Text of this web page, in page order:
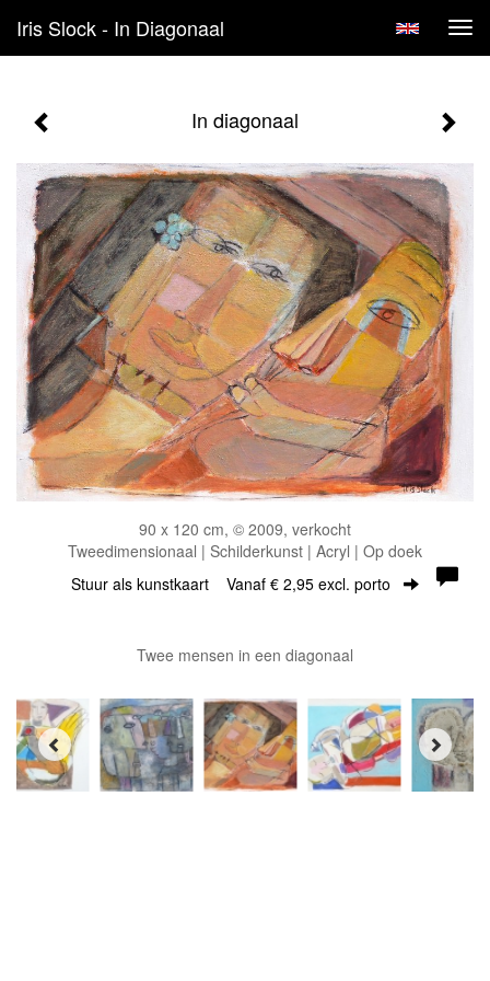
Iris Slock - In Diagonaal
In diagonaal
90 x 120 cm, © 2009, verkocht
Tweedimensionaal | Schilderkunst | Acryl | Op doek
Stuur als kunstkaart Vanaf € 2,95 excl. porto
Twee mensen in een diagonaal